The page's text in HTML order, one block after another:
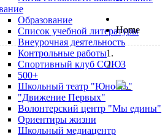
Образование
Список учебной литературы
Внеурочная деятельность
Контрольные работы
Спортивный клуб СОЮЗ
500+
Школьный театр "Юность"
"Движение Первых"
Волонтерский центр "Мы едины"
Ориентиры жизни
Школьный медиацентр
Home